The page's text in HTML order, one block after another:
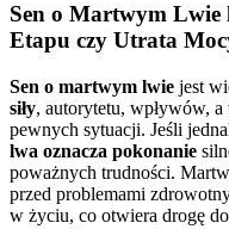
Sen o Martwym
Etapu czy Utrata
Sen o martwym lwie jest
siły, autorytetu, wpływów,
pewnych sytuacji. Jeśli
lwa oznacza pokonanie
poważnych trudności.
przed problemami
w życiu, co otwiera drogę